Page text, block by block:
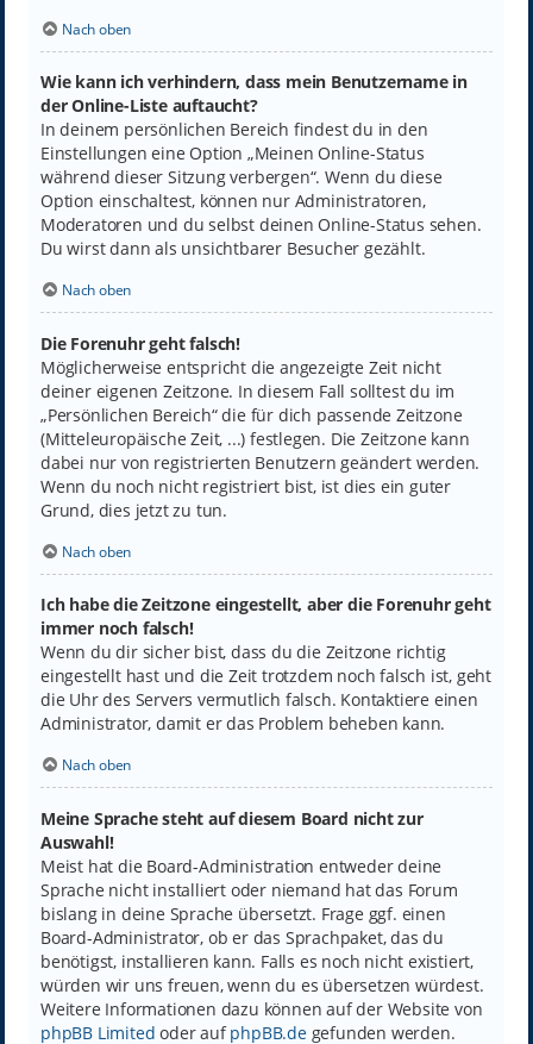
Nach oben
Wie kann ich verhindern, dass mein Benutzername in
der Online-Liste auftaucht?
In deinem persönlichen Bereich findest du in den
Einstellungen eine Option „Meinen Online-Status
während dieser Sitzung verbergen“. Wenn du diese
Option einschaltest, können nur Administratoren,
Moderatoren und du selbst deinen Online-Status sehen.
Du wirst dann als unsichtbarer Besucher gezählt.
Nach oben
Die Forenuhr geht falsch!
Möglicherweise entspricht die angezeigte Zeit nicht
deiner eigenen Zeitzone. In diesem Fall solltest du im
„Persönlichen Bereich“ die für dich passende Zeitzone
(Mitteleuropäische Zeit, ...) festlegen. Die Zeitzone kann
dabei nur von registrierten Benutzern geändert werden.
Wenn du noch nicht registriert bist, ist dies ein guter
Grund, dies jetzt zu tun.
Nach oben
Ich habe die Zeitzone eingestellt, aber die Forenuhr geht
immer noch falsch!
Wenn du dir sicher bist, dass du die Zeitzone richtig
eingestellt hast und die Zeit trotzdem noch falsch ist, geht
die Uhr des Servers vermutlich falsch. Kontaktiere einen
Administrator, damit er das Problem beheben kann.
Nach oben
Meine Sprache steht auf diesem Board nicht zur
Auswahl!
Meist hat die Board-Administration entweder deine
Sprache nicht installiert oder niemand hat das Forum
bislang in deine Sprache übersetzt. Frage ggf. einen
Board-Administrator, ob er das Sprachpaket, das du
benötigst, installieren kann. Falls es noch nicht existiert,
würden wir uns freuen, wenn du es übersetzen würdest.
Weitere Informationen dazu können auf der Website von
phpBB Limited oder aufphpBB.degefunden werden.